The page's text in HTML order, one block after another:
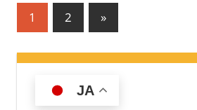
投
の
1 2
次
の
記
»
JA